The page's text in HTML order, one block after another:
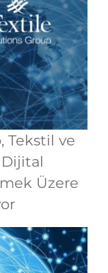
Tekstil ve
Üzere